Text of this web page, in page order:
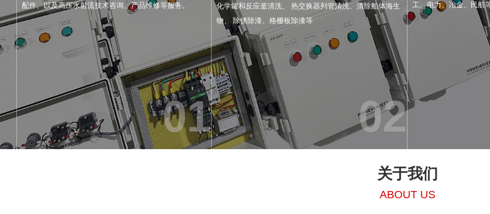
配件、以及高压水射流技术咨询、产品维修等服务。
01
化学罐和反应釜清洗、 热交换器列管清洗、清除船体海生
物、 除锈除漆、格栅板除漆等
02
工、电力、冶金、民航
关于我们
ABOUT US